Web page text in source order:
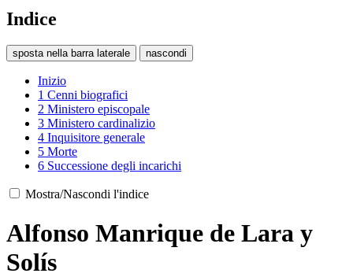
Indice
sposta nella barra laterale nascondi
Inizio
1 Cenni biografici
2 Ministero episcopale
3 Ministero cardinalizio
4 Inquisitore generale
5 Morte
6 Successione degli incarichi
Mostra/Nascondi l'indice
Alfonso Manrique de Lara y
Solís